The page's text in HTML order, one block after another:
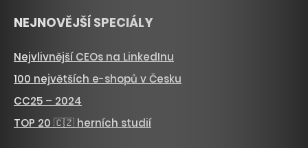
NEJNOVĚJŠÍ SPECIÁLY
Nejvlivnější CEOs na LinkedInu
100 největších e-shopů v Česku
CC25 – 2024
TOP 20 🇨🇿 herních studií